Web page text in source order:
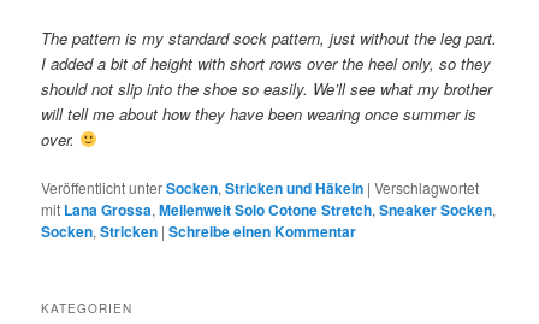
The pattern is my standard sock pattern, just without the leg part.
I added a bit of height with short rows over the heel only, so they
should not slip into the shoe so easily. We’ll see what my brother
will tell me about how they have been wearing once summer is
over.
Veröffentlicht unterSocken,Stricken und Häkeln |Verschlagwortet
mit Lana Grossa,Meilenweit Solo Cotone Stretch,Sneaker Socken,
Socken,Stricken |Schreibe einen Kommentar
KATEGORIEN